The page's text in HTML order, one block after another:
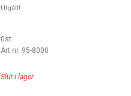
Utgått!
0st
Art nr. 95-8000
Slut i lager